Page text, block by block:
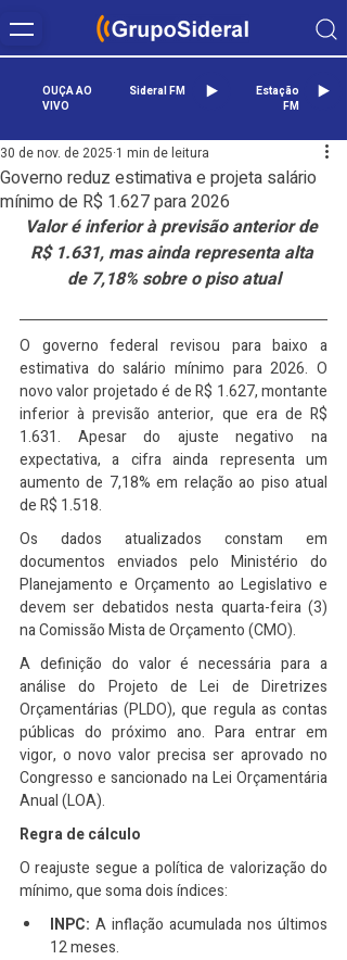
OUÇA AO
VIVO
Sideral FM
Estação
FM
Governo reduz estimativa e projeta salário
mínimo de R$ 1.627 para 2026
30 de nov. de 2025 1 min de leitura
Valor é inferior à previsão anterior de
R$ 1.631, mas ainda representa alta
de 7,18% sobre o piso atual
O governo federal revisou para baixo a
estimativa do salário mínimo para 2026. O
novo valor projetado é de R$ 1.627, montante
inferior à previsão anterior, que era de R$
1.631. Apesar do ajuste negativo na
expectativa, a cifra ainda representa um
aumento de 7,18% em relação ao piso atual
de R$ 1.518.
Os dados atualizados constam em
documentos enviados pelo Ministério do
Planejamento e Orçamento ao Legislativo e
devem ser debatidos nesta quarta-feira (3)
na Comissão Mista de Orçamento (CMO).
A definição do valor é necessária para a
análise do Projeto de Lei de Diretrizes
Orçamentárias (PLDO), que regula as contas
públicas do próximo ano. Para entrar em
vigor, o novo valor precisa ser aprovado no
Congresso e sancionado na Lei Orçamentária
Anual (LOA).
Regra de cálculo
O reajuste segue a política de valorização do
mínimo, que soma dois índices:
INPC: A inflação acumulada nos últimos
12 meses.